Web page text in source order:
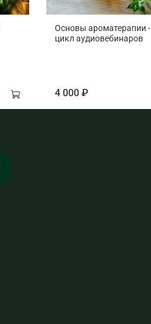
Основы ароматерапии -
цикл аудиовебинаров
4 000 ₽